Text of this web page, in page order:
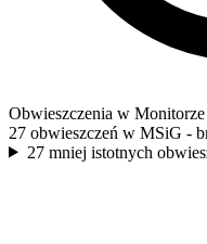
Obwieszczenia w
27 obwieszczeń w MSiG -
27 mniej istotnych